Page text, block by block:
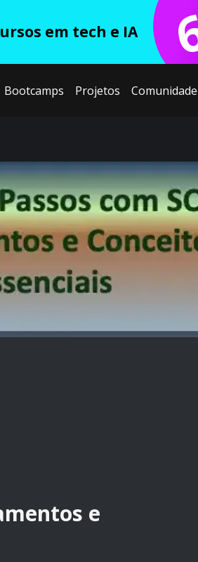
em tech e IA
Bootcamps Projetos Comunidade
e